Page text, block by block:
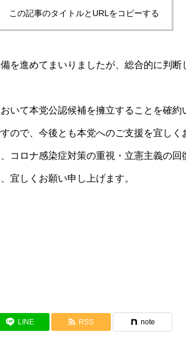
この記事のタイトルとURLをコピーする
を進めてまいりましたが、総合的に判断
いて本党公認候補を擁立することを確約
ので、今後とも本党へのご支援を宜しく
コロナ感染症対策の重視・立憲主義の回
宜しくお願い申し上げます。
LINE RSS note